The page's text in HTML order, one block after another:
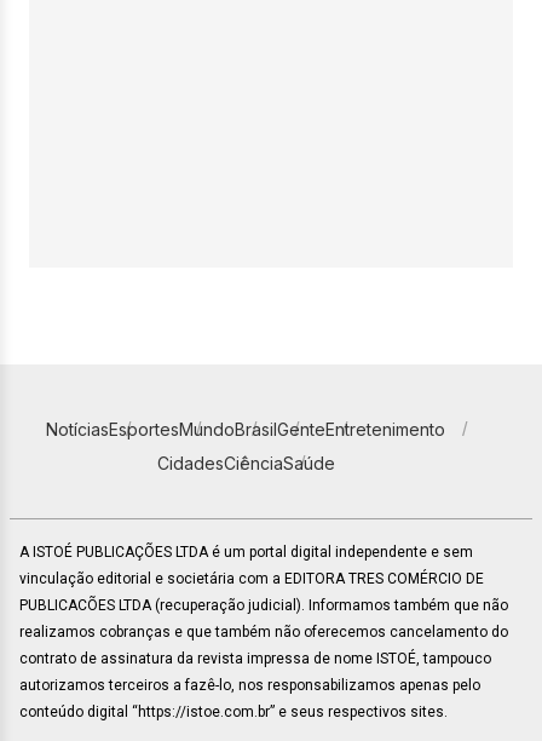
NotíciasEsportesMundoBrasilGenteEntretenimento
CidadesCiênciaSaúde
A ISTOÉ PUBLICAÇÕES LTDA é um portal digital independente e sem
vinculação editorial e societária com a EDITORA TRES COMÉRCIO DE
PUBLICACÕES LTDA (recuperação judicial). Informamos também que não
realizamos cobranças e que também não oferecemos cancelamento do
contrato de assinatura da revista impressa de nome ISTOÉ, tampouco
autorizamos terceiros a fazê-lo, nos responsabilizamos apenas pelo
conteúdo digital “https://istoe.com.br” e seus respectivos sites.